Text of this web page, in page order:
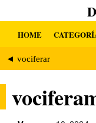
HOME
◄ vociferar